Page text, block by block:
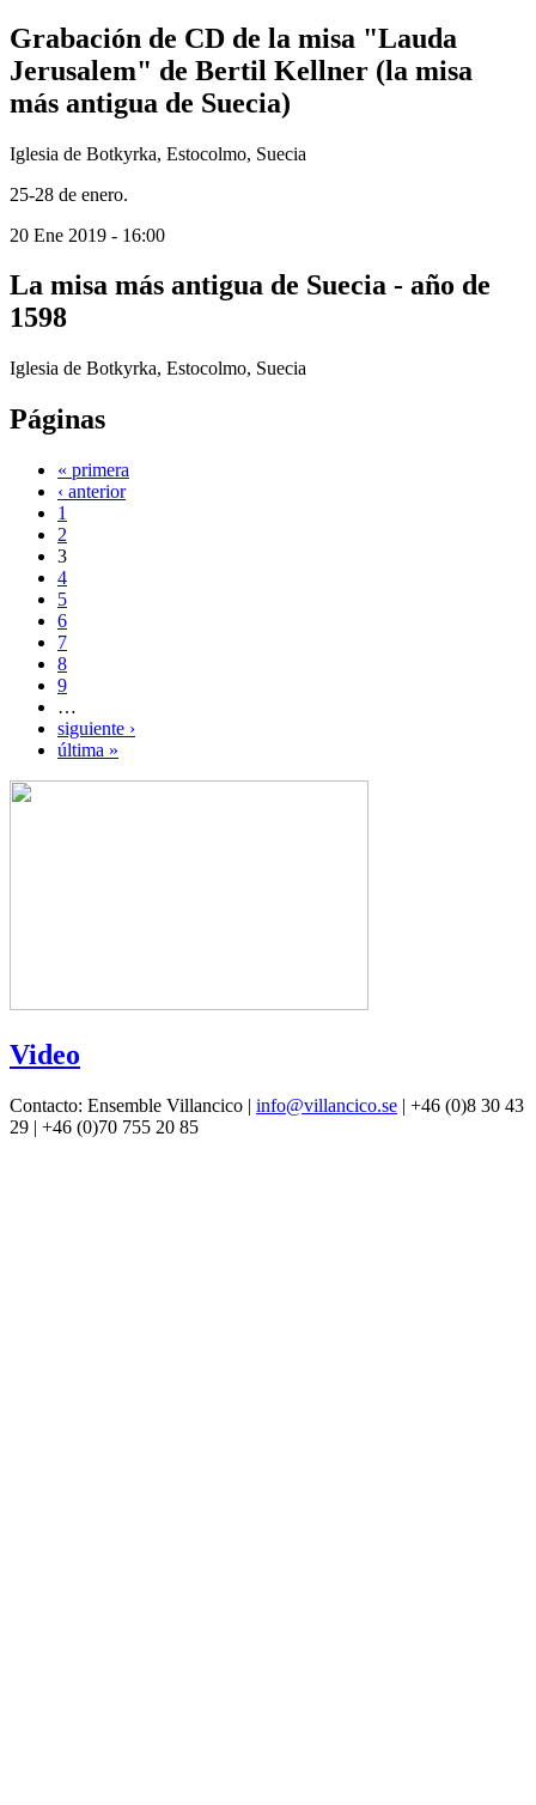
Grabación de CD de la misa "Lauda
Jerusalem" de Bertil Kellner (la misa
más antigua de Suecia)
Iglesia de Botkyrka, Estocolmo, Suecia
25-28 de enero.
20 Ene 2019 - 16:00
La misa más antigua de Suecia - año de
1598
Iglesia de Botkyrka, Estocolmo, Suecia
Páginas
« primera
‹ anterior
1
2
3
4
5
6
7
8
9
…
siguiente ›
última »
Video
Contacto: Ensemble Villancico | info@villancico.se | +46 (0)8 30 43
29 | +46 (0)70 755 20 85